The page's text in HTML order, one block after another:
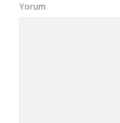
Yorum